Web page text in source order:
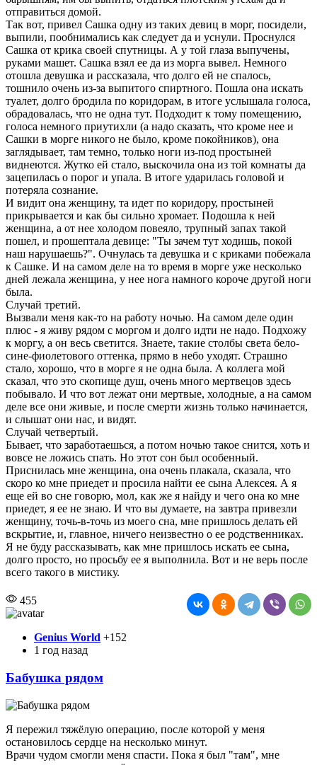
отправиться домой.
Так вот, привел Сашка одну из таких девиц в морг, посидели,
выпили, пообнимались как следует да и уснули. Проснулся
Сашка от крика своей спутницы. А у той глаза выпучены,
руками машет. Сашка взял ее да из морга вывел. Немного
отошла девушка и рассказала, что долго ей не спалось,
тошнило очень из-за выпитого спиртного. Пошла она искать
туалет, долго бродила по коридорам, в итоге услышала голоса,
обрадовалась, что не одна тут. Подходит к тому помещению,
голоса немного приутихли (а надо сказать, что кроме нее и
Сашки в морге никого не было, кроме покойников), она
заглядывает, там темно, только ноги из-под простыней
виднеются. Жутко ей стало, выскочила она из той комнаты да
зацепилась о порог и упала. В итоге ударилась головой и
потеряла сознание.
И видит она женщину, та идет по коридору, простыней
прикрывается и как бы сильно хромает. Подошла к ней
женщина, а от нее холодом повеяло, трупный запах такой
пошел, и прошептала девице: "Ты зачем тут ходишь, покой
наш нарушаешь?". Очнулась та девушка и с криками побежала
к Сашке. И на самом деле на то время в морге уже несколько
дней лежала женщина, у нее нога намного короче другой ноги
была.
Случай третий.
Вызвали меня как-то на работу ночью. На самом деле один
плюс - я живу рядом с моргом и долго идти не надо. Подхожу
к моргу, а он весь светится. Знаете, такие столбы света бело-
сине-фиолетового оттенка, прямо в небо уходят. Страшно
стало, хорошо, что в морге я не одна была. А коллега мой
сказал, что это скопище душ, очень много мертвецов здесь
побывало. И что вот лежат они мертвые, холодные, а на самом
деле все они живые, и после смерти жизнь только начинается,
и слышат они нас, и видят.
Случай четвертый.
Бывает, что заработаешься, а потом ночью такое снится, хоть и
вовсе не ложись спать. Но этот сон был особенный.
Приснилась мне женщина, она очень плакала, сказала, что
скоро ко мне приедет и просила найти ее сына Алексея. А я
еще ей во сне говорю, мол, как же я найду и чего она ко мне
приедет, я ее не знаю. И что вы думаете, на завтра привезли
женщину, точь-в-точь из моего сна, мне пришлось делать ей
вскрытие, и, главное, ничего неизвестно о ее родственниках.
Я не буду рассказывать, как мне пришлось искать ее сына,
долго просто, но просьбу ее я выполнила. Вот и не верь после
всего такого в мистику.
455
Genius World +152
1 год назад
Бабушка рядом
Я пережил тяжёлую операцию, после которой у меня
остановилось сердце на несколько минут.
Врачи чудом смогли меня спасти. Пока я был "там", мне